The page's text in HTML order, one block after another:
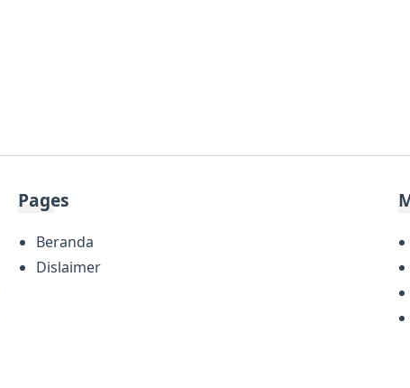
Pages
Beranda
Dislaimer